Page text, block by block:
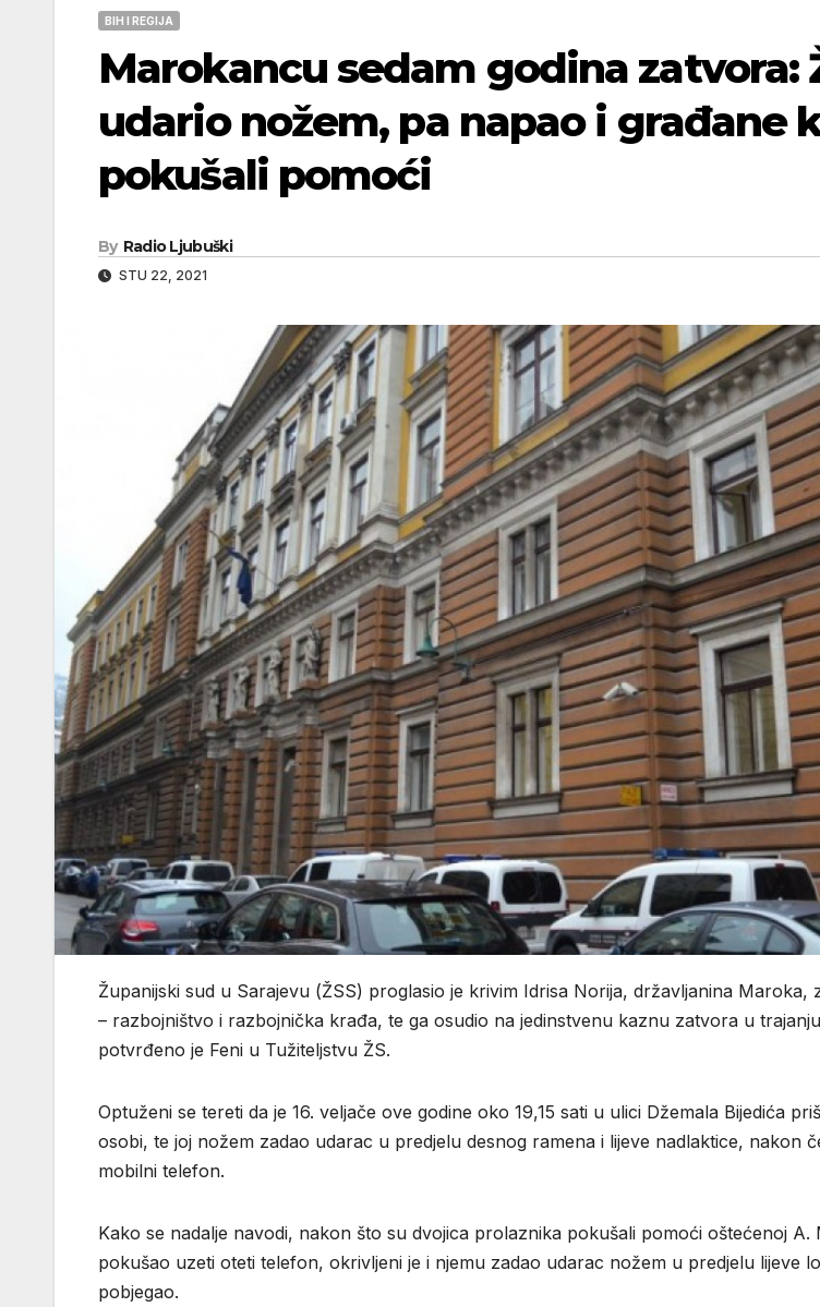
BIH I REGIJA
Marokancu sedam godina zatvora:
udario nožem, pa napao i građane
pokušali pomoći
By Radio Ljubuški
STU 22, 2021
Županijski sud u Sarajevu (ŽSS) proglasio je krivim Idrisa Norija, državljanina Maroka,
– razbojništvo i razbojnička krađa, te ga osudio na jedinstvenu kaznu zatvora u
potvrđeno je Feni u Tužiteljstvu ŽS.
Optuženi se tereti da je 16. veljače ove godine oko 19,15 sati u ulici Džemala Bijedića
osobi, te joj nožem zadao udarac u predjelu desnog ramena i lijeve nadlaktice, nakon
mobilni telefon.
Kako se nadalje navodi, nakon što su dvojica prolaznika pokušali pomoći oštećenoj A.
pokušao uzeti oteti telefon, okrivljeni je i njemu zadao udarac nožem u predjelu lijeve
pobjegao.